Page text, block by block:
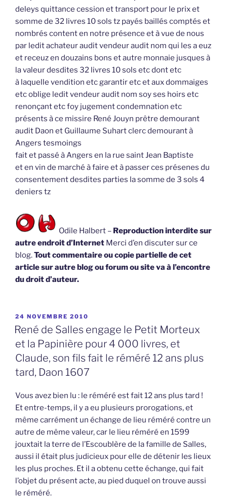
deleys quittance cession et transport pour le prix et
somme de 32 livres 10 sols tz payés baillés comptés et
nombrés content en notre présence et à vue de nous
par ledit achateur audit vendeur audit nom qui les a euz
et receuz en douzains bons et autre monnaie jusques à
la valeur desdites 32 livres 10 sols etc dont etc
à laquelle vendition etc garantir etc et aux dommaiges
etc oblige ledit vendeur audit nom soy ses hoirs etc
renonçant etc foy jugement condemnation etc
présents à ce missire René Jouyn prêtre demourant
audit Daon et Guillaume Suhart clerc demourant à
Angers tesmoings
fait et passé à Angers en la rue saint Jean Baptiste
et en vin de marché à faire et à passer ces présenes du
consentement desdites parties la somme de 3 sols 4
deniers tz
Odile Halbert – Reproduction interdite sur
autre endroit d’Internet Merci d’en discuter sur ce
blog.Tout commentaire ou copie partielle de cet
article sur autre blog ou forum ou site va à l’encontre
du droit d’auteur.
PUBLIÉ
LE
24 NOVEMBRE 2010
René de Salles engage le Petit Morteux
et la Papinière pour 4 000 livres, et
Claude, son fils fait le réméré 12 ans plus
tard, Daon 1607
Vous avez bien lu : le réméré est fait 12 ans plus tard !
Et entre-temps, il y a eu plusieurs prorogations, et
même carrément un échange de lieu réméré contre un
autre de même valeur, car le lieu réméré en 1599
jouxtait la terre de l’Escoublère de la famille de Salles,
aussi il était plus judicieux pour elle de détenir les lieux
les plus proches. Et il a obtenu cette échange, qui fait
l’objet du présent acte, au pied duquel on trouve aussi
le réméré.